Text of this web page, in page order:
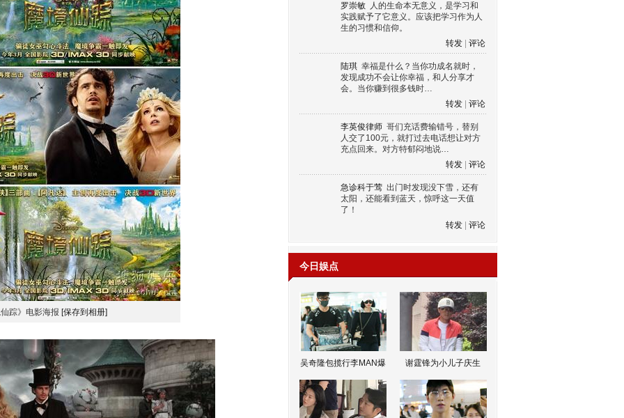
踪》电影海报 [保存到相册]
罗崇敏 人的生命本无意义，是学习和
实践赋予了它意义。应该把学习作为人
生的习惯和信仰。
转发
评论
陆琪 幸福是什么？当你功成名就时，
发现成功不会让你幸福，和人分享才
会。当你赚到很多钱时…
转发
评论
李英俊律师 哥们充话费输错号，替别
人交了100元，就打过去电话想让对方
充点回来。对方特郁闷地说…
转发
评论
急诊科于莺 出门时发现没下雪，还有
太阳，还能看到蓝天，惊呼这一天值
了！
转发
评论
今日娱点
吴奇隆包揽行李MAN爆 谢霆锋为小儿子庆生